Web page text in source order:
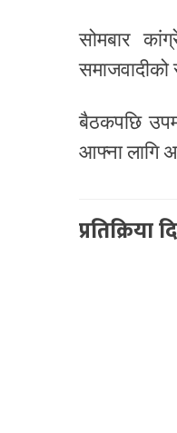
सोमबार
बैठकपछि
आफ्ना लागि
प्रतिक्रिया